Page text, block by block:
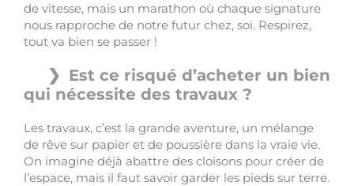
de vitesse, mais un marathon où chaque signature
nous rapproche de notre futur chez, soi. Respirez,
tout va bien se passer !
Est ce risqué d’acheter un bien
qui nécessite des travaux ?
Les travaux, c’est la grande aventure, un mélange
de rêve sur papier et de poussière dans la vraie vie.
On imagine déjà abattre des cloisons pour créer de
l’espace, mais il faut savoir garder les pieds sur terre.